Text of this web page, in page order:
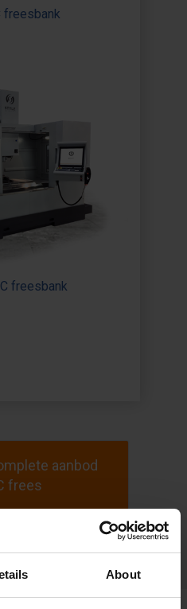
About
freesbank
freesbank
aanbod
frees